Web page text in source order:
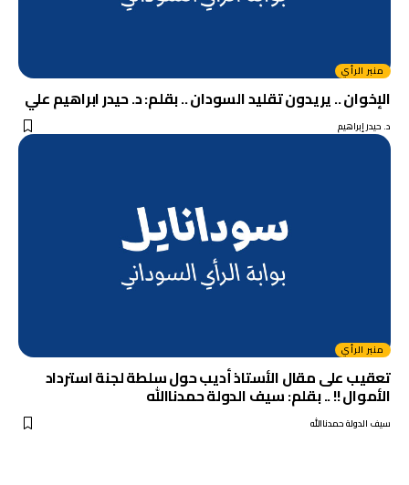
منبر الرأي
الإخوان .. يريدون تقليد السودان .. بقلم: د. حيدر ابراهيم علي
د. حيدر إبراهيم
منبر الرأي
تعقيب على مقال الأستاذ أديب حول سلطة لجنة استرداد
الأموال !! .. بقلم: سيف الدولة حمدناالله
سيف الدولة حمدناالله